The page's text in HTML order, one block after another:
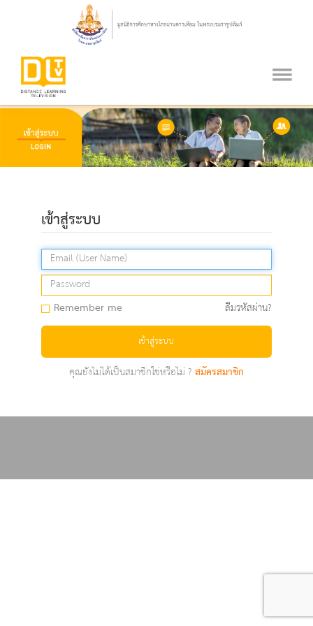
เข้าสู่ระบบ
Remember me ลืมรหัสผ่าน?
เข้าสู่ระบบ
คุณยังไม่ได้เป็นสมาชิกใช่หรือไม่ ?สมัครสมาชิก